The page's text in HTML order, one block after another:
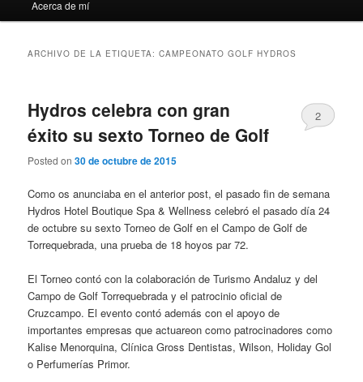
Acerca de mí
ARCHIVO DE LA ETIQUETA:CAMPEONATO GOLF HYDROS
Hydros celebra con gran
éxito su sexto Torneo de Golf
Posted on30 de octubre de 2015
2
Como os anunciaba en el anterior post, el pasado fin de semana
Hydros Hotel Boutique Spa & Wellness celebró el pasado día 24
de octubre su sexto Torneo de Golf en el Campo de Golf de
Torrequebrada, una prueba de 18 hoyos par 72.
El Torneo contó con la colaboración de Turismo Andaluz y del
Campo de Golf Torrequebrada y el patrocinio oficial de
Cruzcampo. El evento contó además con el apoyo de
importantes empresas que actuareon como patrocinadores como
Kalise Menorquina, Clínica Gross Dentistas, Wilson, Holiday Gol
o Perfumerías Primor.